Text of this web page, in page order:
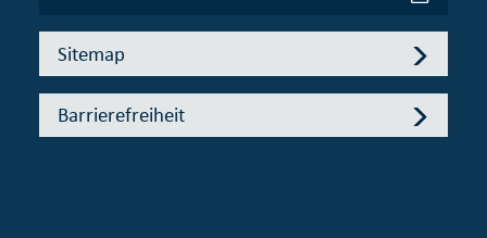
Sitemap
Barrierefreiheit